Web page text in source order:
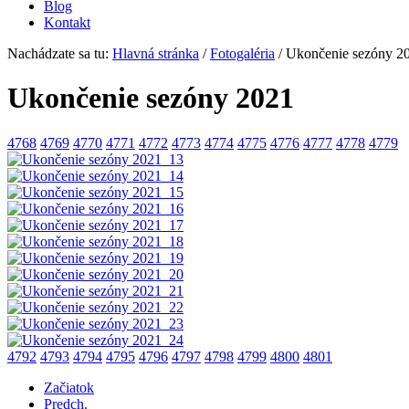
Blog
Kontakt
Nachádzate sa tu: Hlavná stránka /Fotogaléria /Ukončenie sezóny
Ukončenie sezóny 2021
4768 4769 4770 4771 4772 4773 4774 4775 4776 4777 4778 4779
4792 4793 4794 4795 4796 4797 4798 4799 4800 4801
Začiatok
Predch.